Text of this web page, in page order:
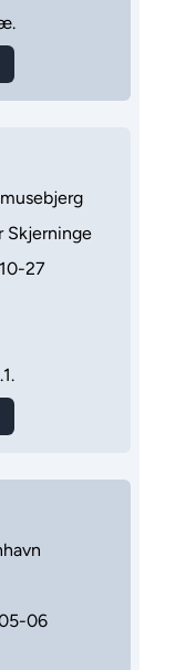
Skjerninge
27
06